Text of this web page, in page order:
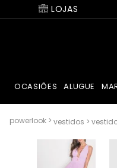
LOJAS
OCASIÕES ALUGUE
vestidos